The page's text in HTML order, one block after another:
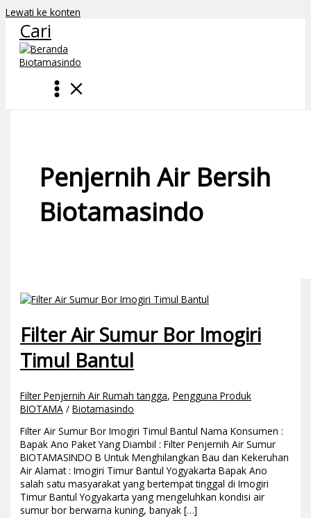
Lewati ke konten
Cari
Penjernih Air Bersih
Biotamasindo
Filter Air Sumur Bor Imogiri
Timul Bantul
Filter Penjernih Air Rumah tangga,Pengguna Produk
BIOTAMA /Biotamasindo
Filter Air Sumur Bor Imogiri Timul Bantul Nama Konsumen :
Bapak Ano Paket Yang Diambil : Filter Penjernih Air Sumur
BIOTAMASINDO B Untuk Menghilangkan Bau dan Kekeruhan
Air Alamat : Imogiri Timur Bantul Yogyakarta Bapak Ano
salah satu masyarakat yang bertempat tinggal di Imogiri
Timur Bantul Yogyakarta yang mengeluhkan kondisi air
sumur bor berwarna kuning, banyak […]